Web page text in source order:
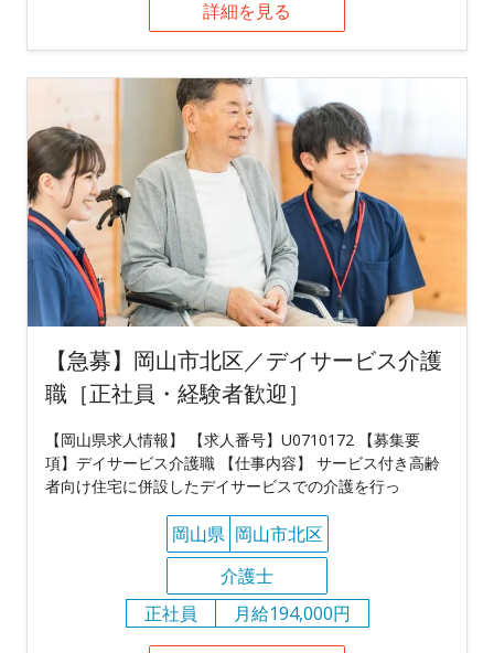
詳細を見る
【急募】岡山市北区／デイサービス介護
職［正社員・経験者歓迎］
【岡山県求人情報】 【求人番号】U0710172 【募集要
項】デイサービス介護職 【仕事内容】 サービス付き高齢
者向け住宅に併設したデイサービスでの介護を行っ
岡山県 岡山市北区
介護士
正社員
月給194,000円